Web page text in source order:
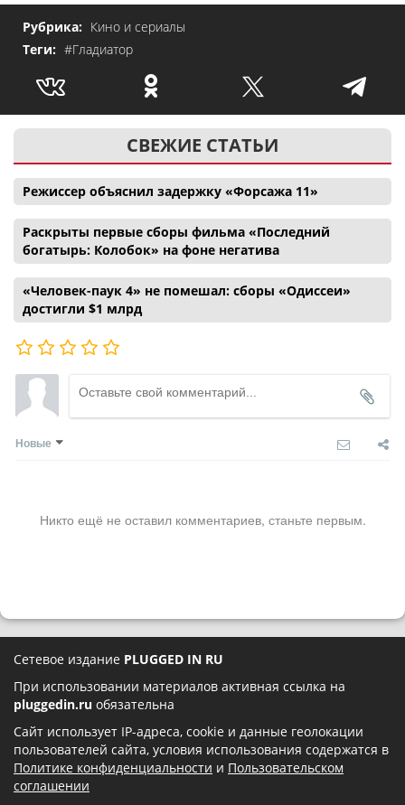
Рубрика: Кино и сериалы
Теги: #Гладиатор
СВЕЖИЕ СТАТЬИ
Режиссер объяснил задержку «Форсажа 11»
Раскрыты первые сборы фильма «Последний
богатырь: Колобок» на фоне негатива
«Человек-паук 4» не помешал: сборы «Одиссеи»
достигли $1 млрд
Новые
Никто ещё не оставил комментариев, станьте первым.
Сетевое издание PLUGGED IN RU
При использовании материалов активная ссылка на
pluggedin.ru обязательна
Сайт использует IP-адреса, cookie и данные геолокации
пользователей сайта, условия использования содержатся в
Политике конфиденциальности и Пользовательском
соглашении